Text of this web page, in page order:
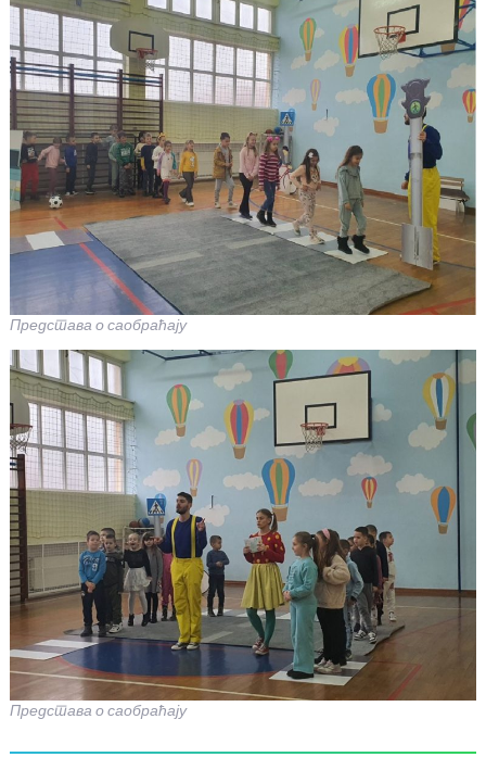
Представа о саобраћају
Представа о саобраћају